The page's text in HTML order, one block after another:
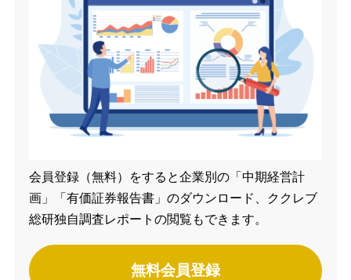
会員登録（無料）をすると企業別の「中期経営計
画」「有価証券報告書」のダウンロード、ククレブ
総研独自調査レポートの閲覧もできます。
無料会員登録